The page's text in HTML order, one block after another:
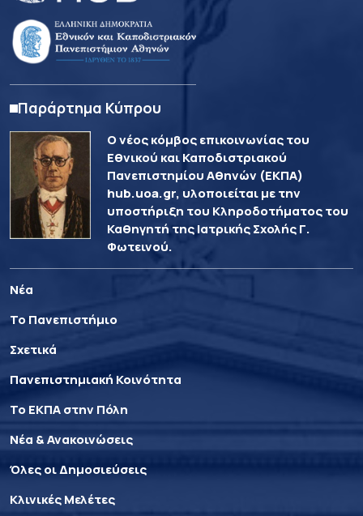
Παράρτημα Κύπρου
Ο νέος κόμβος επικοινωνίας του
Εθνικού και Καποδιστριακού
Πανεπιστημίου Αθηνών (ΕΚΠΑ)
hub.uoa.gr, υλοποιείται με την
υποστήριξη του Κληροδοτήματος του
Καθηγητή της Ιατρικής Σχολής Γ.
Φωτεινού.
Νέα
Το Πανεπιστήμιο
Σχετικά
Πανεπιστημιακή Κοινότητα
Το ΕΚΠΑ στην Πόλη
Νέα & Ανακοινώσεις
Όλες οι Δημοσιεύσεις
Κλινικές Μελέτες